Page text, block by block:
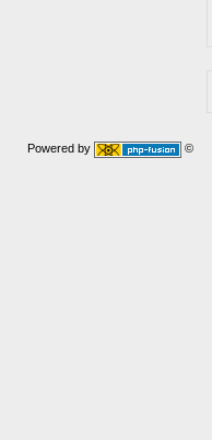
Powered by ©